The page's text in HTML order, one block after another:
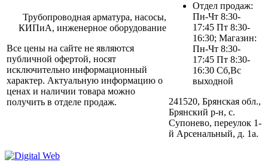
Трубопроводная арматура, насосы,
КИПиА, инженерное оборудование
Все цены на сайте не являются
публичной офертой, носят
исключительно информационный
характер. Актуальную информацию о
ценах и наличии товара можно
получить в отделе продаж.
Отдел продаж:
Пн-Чт 8:30-
17:45 Пт 8:30-
16:30; Магазин:
Пн-Чт 8:30-
17:45 Пт 8:30-
16:30 Сб,Вс
выходной
241520, Брянская обл.,
Брянский р-н, с.
Супонево, переулок 1-
й Арсенальный, д. 1а.